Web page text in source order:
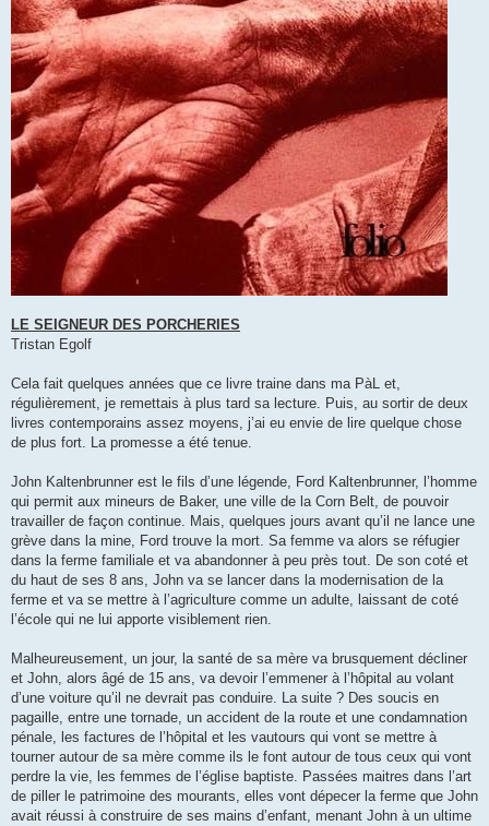
LE SEIGNEUR DES PORCHERIES
Tristan Egolf
Cela fait quelques années que ce livre traine dans ma PàL et,
régulièrement, je remettais à plus tard sa lecture. Puis, au sortir de deux
livres contemporains assez moyens, j’ai eu envie de lire quelque chose
de plus fort. La promesse a été tenue.
John Kaltenbrunner est le fils d’une légende, Ford Kaltenbrunner, l’homme
qui permit aux mineurs de Baker, une ville de la Corn Belt, de pouvoir
travailler de façon continue. Mais, quelques jours avant qu’il ne lance une
grève dans la mine, Ford trouve la mort. Sa femme va alors se réfugier
dans la ferme familiale et va abandonner à peu près tout. De son coté et
du haut de ses 8 ans, John va se lancer dans la modernisation de la
ferme et va se mettre à l’agriculture comme un adulte, laissant de coté
l’école qui ne lui apporte visiblement rien.
Malheureusement, un jour, la santé de sa mère va brusquement décliner
et John, alors âgé de 15 ans, va devoir l’emmener à l’hôpital au volant
d’une voiture qu’il ne devrait pas conduire. La suite ? Des soucis en
pagaille, entre une tornade, un accident de la route et une condamnation
pénale, les factures de l’hôpital et les vautours qui vont se mettre à
tourner autour de sa mère comme ils le font autour de tous ceux qui vont
perdre la vie, les femmes de l’église baptiste. Passées maitres dans l’art
de piller le patrimoine des mourants, elles vont dépecer la ferme que John
avait réussi à construire de ses mains d’enfant, menant John à un ultime